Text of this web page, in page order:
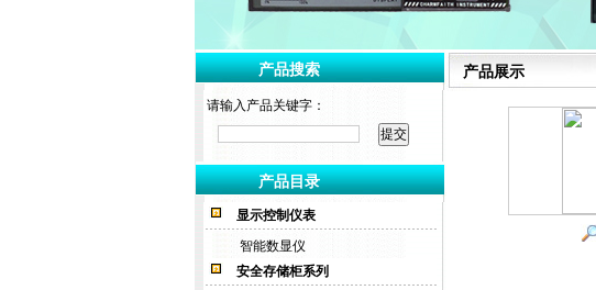
产品搜索
请输入产品关键字：
产品目录
显示控制仪表
智能数显仪
安全存储柜系列
产品展示